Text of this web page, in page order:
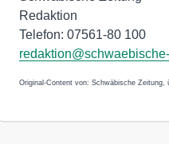
Redaktion
Telefon: 07561-80 100
Original-Content von: Schwäbische Zeitung,